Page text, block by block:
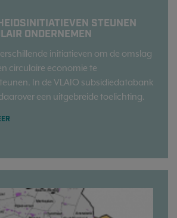
STEUNEN
ONDERNEMEN
initiatieven om de omslag
circulaire economie te
In de VLAIO subsidiedatabank
een uitgebreide toelichting.